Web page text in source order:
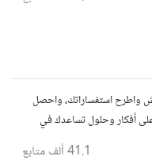
واطرح استفساراتك، واحصل
أفكار وحلول تساعدك في
41.1 ألف متابع